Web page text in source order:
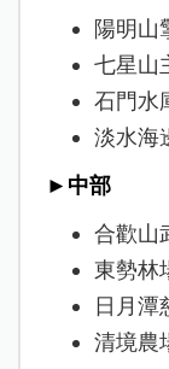
陽明山
七星山
石門水
淡水海
►中部
合歡山
東勢林
日月潭
清境農